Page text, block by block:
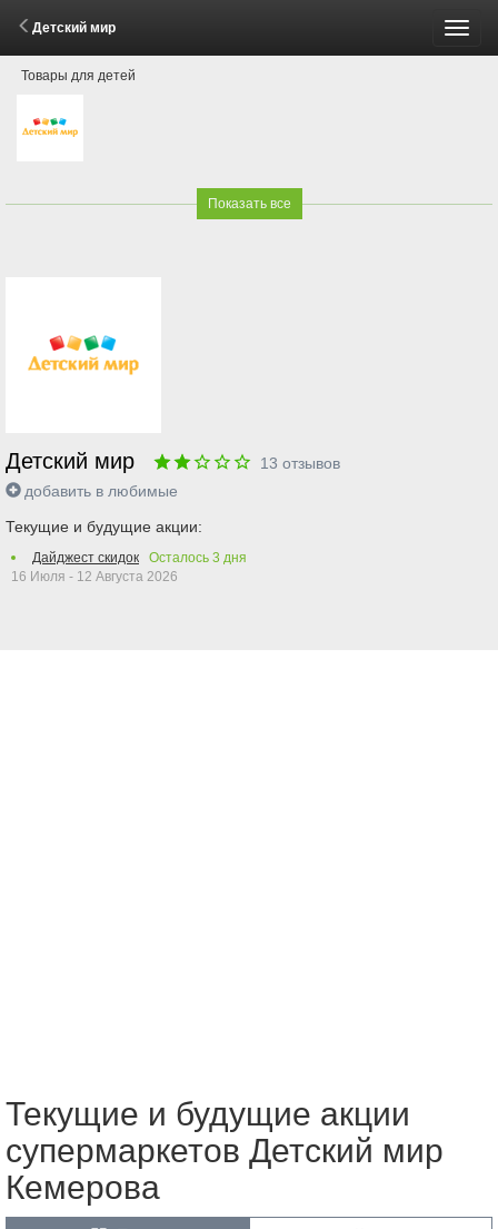
Детский мир
Товары для детей
Показать все
Детский мир 13 отзывов
добавить в любимые
Текущие и будущие акции:
Дайджест скидок Осталось 3 дня
16 Июля - 12 Августа 2026
Текущие и будущие акции
супермаркетов Детский мир
Кемерова